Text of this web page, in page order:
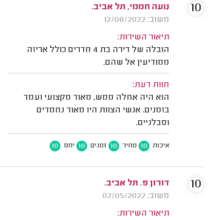
נועה חממי, תל אביב.
משוב: 12/08/2022
תיאור השירות:
הובלה של דירה בת 4 חדרים כולל אריזה
ממודיעין אל שהם.
חוות דעת:
הוא היה אחלה ממש, מאוד מקצועי ועמד
בזמנים. אנשי הצוות היו מאוד נחמדים
וסבלניים.
איכות 10 מחיר 10 זמנים 10 יחס 10
10
דורון פ. תל אביב.
משוב: 02/05/2022
תיאור השירות:
10